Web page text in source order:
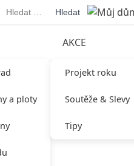
Vyhledávání
a ploty
AKCE
Projekt roku
Soutěže & Slevy
Tipy